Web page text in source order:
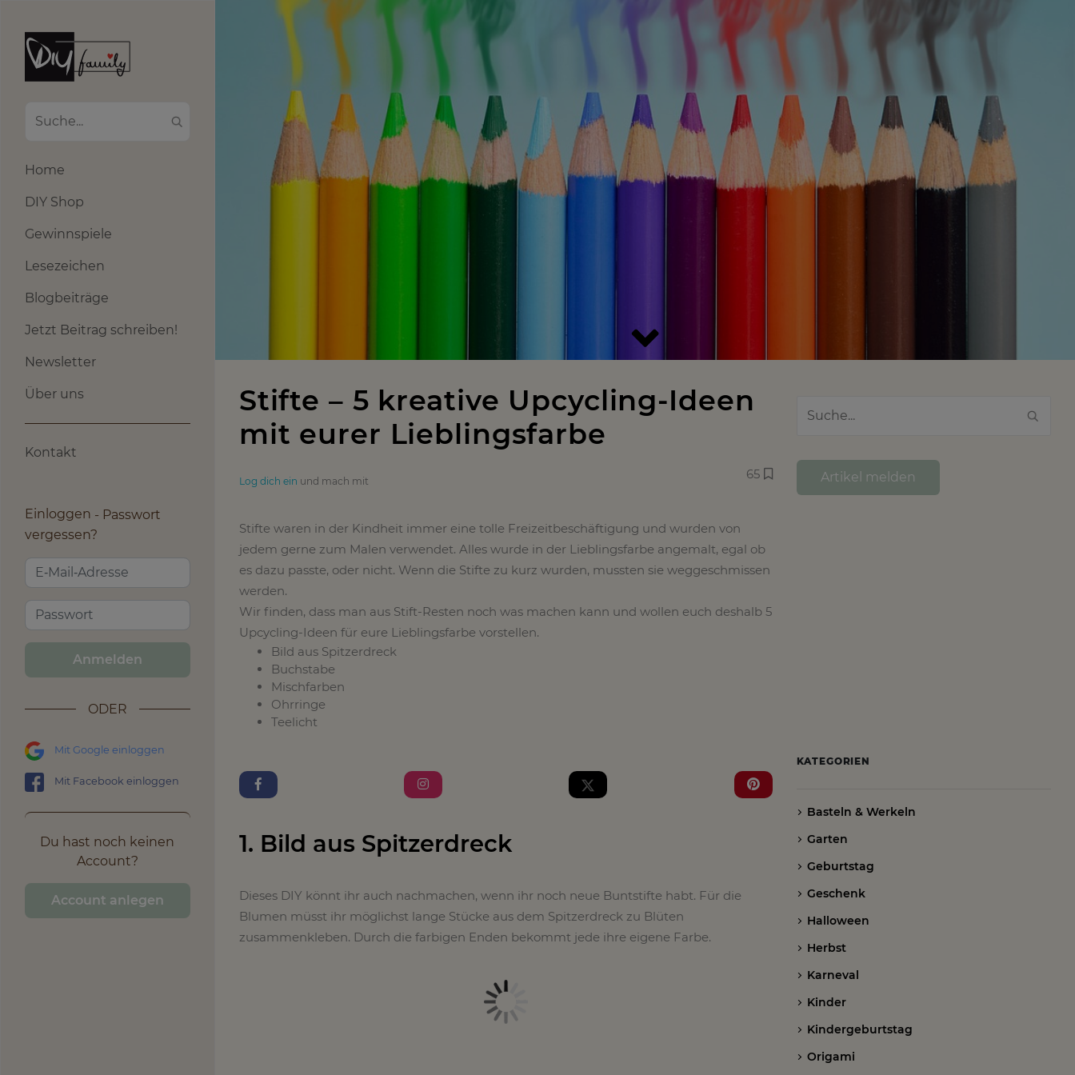
Home
DIY Shop
Gewinnspiele
Lesezeichen
Blogbeiträge
Jetzt Beitrag schreiben!
Newsletter
Über uns
Kontakt
Einloggen
Passwort
vergessen?
Anmelden
ODER
Mit Google einloggen
Mit Facebook einloggen
Du hast noch keinen
Account?
Account anlegen
Stifte – 5 kreative Upcycling-Ideen
mit eurer Lieblingsfarbe
Log dich ein und mach mit 65
Stifte waren in der Kindheit immer eine tolle Freizeitbeschäftigung und wurden von
jedem gerne zum Malen verwendet. Alles wurde in der Lieblingsfarbe angemalt, egal ob
es dazu passte, oder nicht. Wenn die Stifte zu kurz wurden, mussten sie weggeschmissen
werden.
Wir finden, dass man aus Stift-Resten noch was machen kann und wollen euch deshalb 5
Upcycling-Ideen für eure Lieblingsfarbe vorstellen.
Bild aus Spitzerdreck
Buchstabe
Mischfarben
Ohrringe
Teelicht
1. Bild aus Spitzerdreck
Dieses DIY könnt ihr auch nachmachen, wenn ihr noch neue Buntstifte habt. Für die
Blumen müsst ihr möglichst lange Stücke aus dem Spitzerdreck zu Blüten
zusammenkleben. Durch die farbigen Enden bekommt jede ihre eigene Farbe.
Artikel melden
KATEGORIEN
Basteln & Werkeln
Garten
Geburtstag
Geschenk
Halloween
Herbst
Karneval
Kinder
Kindergeburtstag
Origami